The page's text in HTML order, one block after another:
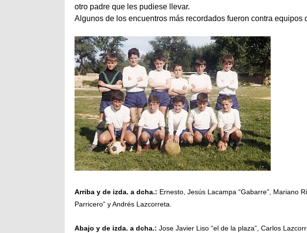
otro padre que les pudiese llevar.
Algunos de los encuentros más recordados fueron contra
Arriba y de izda. a dcha.: Ernesto, Jesús Lacampa “Gabarre”, Mariano
Parricero” y Andrés Lazcorreta.
Abajo y de izda. a dcha.: Jose Javier Liso “el de la plaza”, Carlos